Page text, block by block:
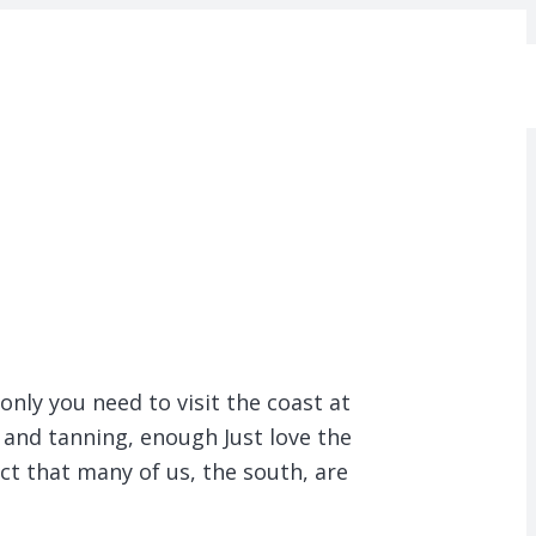
you need to visit the coast at
tanning, enough Just love the
that many of us, the south, are